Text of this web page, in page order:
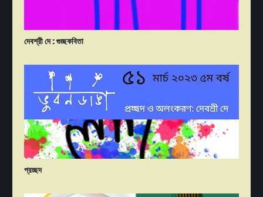
দেবশ্রী দে : গুচ্ছকবিতা
প্রচ্ছদ